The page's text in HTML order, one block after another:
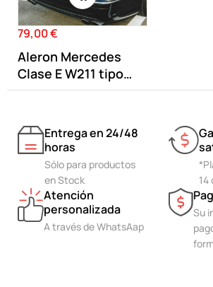
Precio
79,00 €
Aleron Mercedes
Clase E W211 tipo
E63 AMG Negro...
Entrega en 24/48
horas
Sólo para productos
en Stock
14
Atención
personalizada
A través de WhatsAap
Su